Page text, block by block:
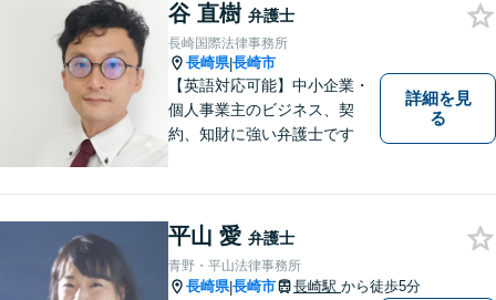
題・企業法務等、お困りごと
はなんでもご相談ください。
【他士業連携】
谷 直樹 弁護士
長崎国際法律事務所
長崎県|長崎市
【英語対応可能】中小企業・
個人事業主のビジネス、契
約、知財に強い弁護士です
詳細を見
る
平山 愛 弁護士
青野・平山法律事務所
長崎県|長崎市 長崎駅 から徒歩5分